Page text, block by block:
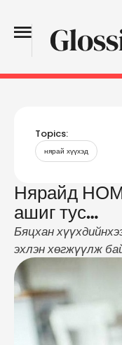
Topics:
нярай хүүхэд
Нярайд
ашиг тус…
Бяцхан
эхлэн хөгжүүлж
үг ойлгохгүй нялх
байна уу?" гэж
утгыг нь
байна. Японы
Италийн